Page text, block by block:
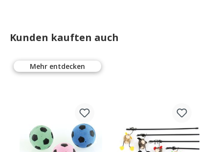
Kunden kauften auch
Mehr entdecken